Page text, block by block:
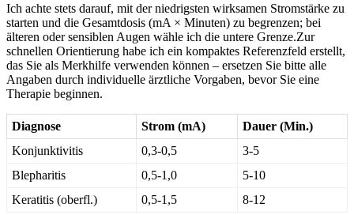
Ich achte stets darauf, mit der niedrigsten ⁢wirksamen Stromstärke zu
starten und die Gesamtdosis (mA × Minuten) zu begrenzen; bei
älteren ‌oder⁣ sensiblen Augen wähle ich⁣ die untere Grenze.Zur
schnellen Orientierung⁣ habe ich ein kompaktes ‌Referenzfeld erstellt,
⁢das Sie ‌als Merkhilfe verwenden können – ersetzen Sie bitte alle
Angaben durch individuelle ärztliche Vorgaben, ⁤bevor Sie eine
⁣Therapie beginnen.
Diagnose Strom (mA)
Dauer (Min.)
Konjunktivitis
0,3-0,5
3-5
Blepharitis
0,5-1,0
5-10
Keratitis​ (oberfl.)
0,5-1,5 8-12